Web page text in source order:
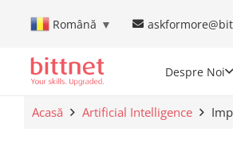
Română ▼
Despre Noi
Acasă Artificial Intelligence